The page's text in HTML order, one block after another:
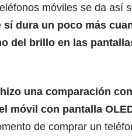
móviles se da así
sí dura un poco más
del brillo en las
hizo una comparación
móvil con pantalla
de comprar un